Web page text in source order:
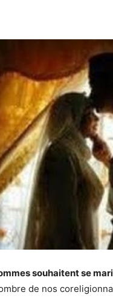
souhaitent se
de nos